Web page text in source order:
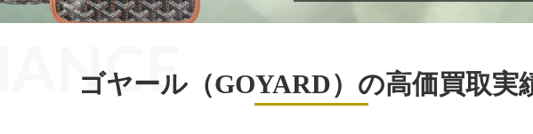
ゴヤール（GOYARD）の高価買取実